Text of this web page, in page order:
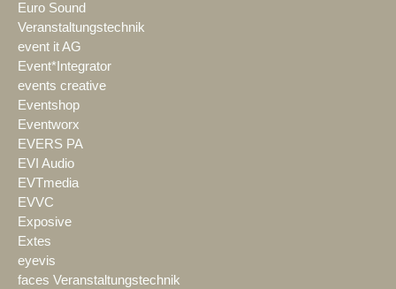
Euro Sound
Veranstaltungstechnik
event it AG
Event*Integrator
events creative
Eventshop
Eventworx
EVERS PA
EVI Audio
EVTmedia
EVVC
Exposive
Extes
eyevis
faces Veranstaltungstechnik